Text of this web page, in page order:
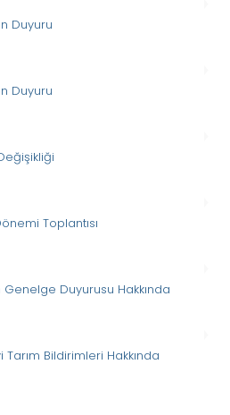
Duyuru
Duyuru
Toplantısı
Genelge Duyurusu Hakkında
Tarım Bildirimleri Hakkında